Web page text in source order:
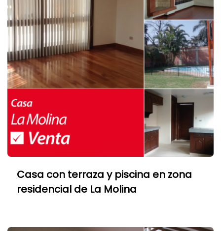
Casa con terraza y piscina en zona
residencial de La Molina